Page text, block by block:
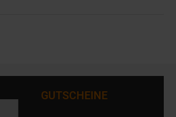
GUTSCHEINE